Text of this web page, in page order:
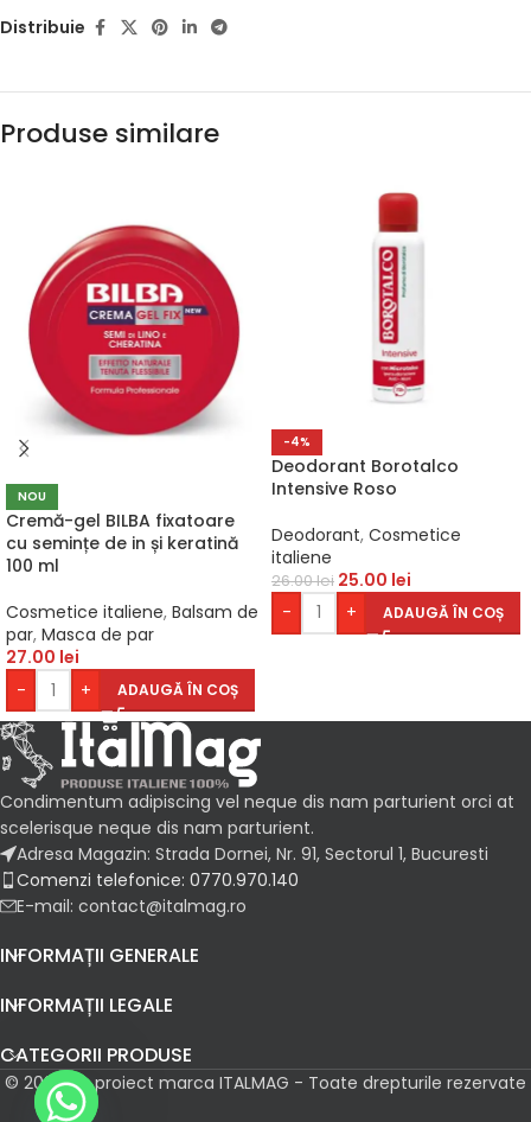
Distribuie
Produse similare
NOU
Cremă-gel BILBA fixatoare
cu semințe de in și keratină
100 ml
Cosmetice italiene, Balsam de
par, Masca de par
27.00 lei
-
+ ADAUGĂ ÎN COȘ
-4%
Deodorant Borotalco
Intensive Roso
Deodorant, Cosmetice
italiene
26.00lei 25.00 lei
-
+ ADAUGĂ ÎN COȘ
Condimentum adipiscing vel neque dis nam parturient orci at
scelerisque neque dis nam parturient.
Adresa Magazin: Strada Dornei, Nr. 91, Sectorul 1, Bucuresti
Comenzi telefonice: 0770.970.140
E-mail: contact@italmag.ro
INFORMAȚII GENERALE
INFORMAȚII LEGALE
CATEGORII PRODUSE
© 2026 Un proiect marca ITALMAG - Toate drepturile rezervate